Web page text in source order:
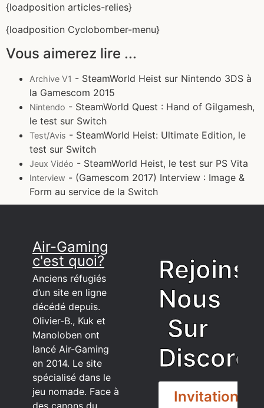
{loadposition articles-relies}
{loadposition Cyclobomber-menu}
Vous aimerez lire ...
Archive V1 - SteamWorld Heist sur Nintendo 3DS à
la Gamescom 2015
Nintendo - SteamWorld Quest : Hand of Gilgamesh,
le test sur Switch
Test/Avis - SteamWorld Heist: Ultimate Edition, le
test sur Switch
Jeux Vidéo - SteamWorld Heist, le test sur PS Vita
Interview - (Gamescom 2017) Interview : Image &
Form au service de la Switch
Air-Gaming
c'est quoi?
Anciens réfugiés
d’un site en ligne
décédé depuis.
Olivier-B., Kuk et
Manoloben ont
lancé Air-Gaming
en 2014. Le site
spécialisé dans le
jeu nomade. Face à
des canons du
Rejoins
Nous
Sur
Discord
Invitation